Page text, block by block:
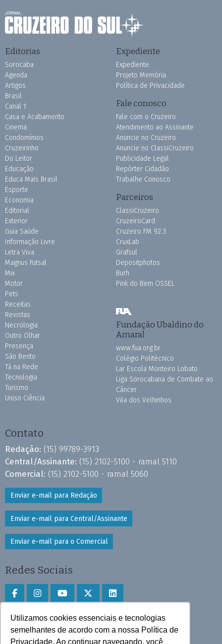
Utilizamos cookies essenciais e tecnologias
semelhantes de acordo com a nossa Política de
Privacidade. Ao continuar navegando, você
Editorias
Sorocaba
Agenda
Artigos
Brasil
Canal 1
Casa e Acabamento
Cinema
Condomínios
Cruzeirinho
Do Leitor
Educação
Educa Mais Brasil
Esporte
Economia
Editorial
Exterior
Guia Saúde
Informação Livre
Letra Viva
Magnus Futsal
Mix
Motor
Pets
Receitas
Revistas
Necrologia
Outro Olhar
Presença
São Bento
Tá na Rede
Tecnologia
Turismo
Uniso Ciência
Expediente
Expediente
Projeto Memória
Política de Privacidade
Fale conosco
Fale com o Cruzeiro
Atendimento ao Assinante
Anuncie no Cruzeiro
Anuncie no ClassiCruzeiro
Publicidade Legal
Repórter Cidadão
Trabalhe Conosco
Parceiros
ClassiCruzeiro
CruzeiroCard
Cruzeiro FM 92.3
CruxLab
Grafsul
Depositphotos
Burh
Pink do Bem OSSEL
Fundação Ubaldino do
Amaral
www.fua.org.br
Colégio Politécnico
Lar Escola Monteiro Lobato
Liga Sorocabana de Combate ao
Câncer
Vila dos Velhinhos
Contato
Redação: (15) 99789-3913
Central/Assinante: (15) 2102-5100 - ramal 5110
Comercial: (15) 2102-5100 - ramal 5060
Enviar e-mail para Redação
Enviar e-mail para Central/Assinante
Enviar e-mail para o Comercial
Redes Sociais
Faça download do aplicativo